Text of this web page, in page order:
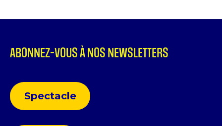
ABONNEZ-VOUS À NOS NEWSLETTERS
Spectacle